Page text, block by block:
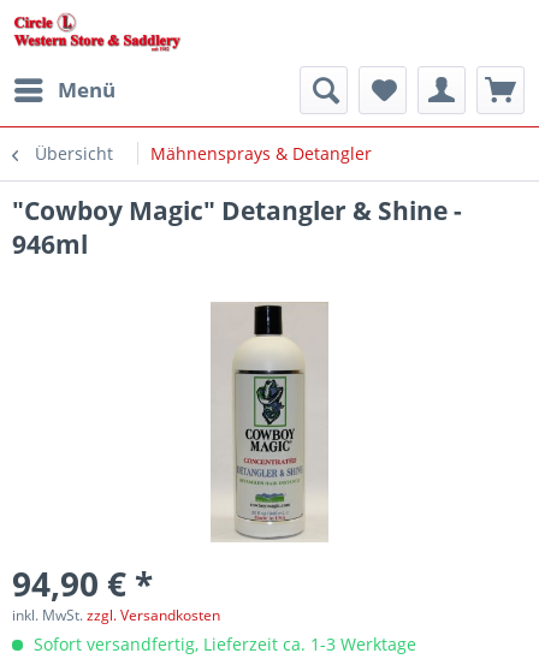
Menü
Übersicht Mähnensprays & Detangler
"Cowboy Magic" Detangler & Shine -
946ml
94,90 € *
inkl. MwSt.zzgl. Versandkosten
Sofort versandfertig, Lieferzeit ca. 1-3 Werktage